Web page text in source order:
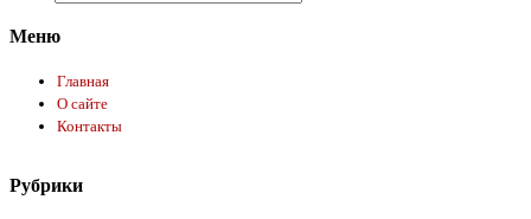
Меню
Главная
О сайте
Контакты
Рубрики